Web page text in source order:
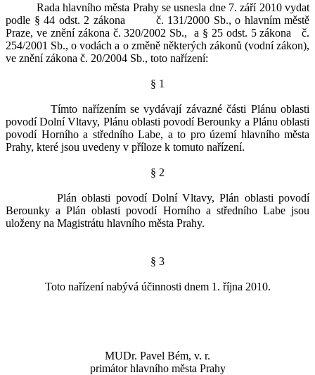
Rada hlavního města Prahy se usnesla dne 7. září 2010 vydat
podle § 44 odst. 2 zákona
č. 131/2000 Sb., o hlavním městě
Praze, ve znění zákona č. 320/2002 Sb.,
a § 25 odst. 5 zákona
č.
254/2001 Sb., o vodách a o změně některých zákonů (vodní zákon),
ve znění zákona č. 20/2004 Sb., toto nařízení:
§ 1
Tímto nařízením se vydávají závazné části Plánu oblasti
povodí Dolní Vltavy, Plánu oblasti povodí Berounky a Plánu oblasti
povodí Horního a středního Labe, a to pro území hlavního města
Prahy, které jsou uvedeny v příloze k tomuto nařízení.
§ 2
Plán oblasti povodí Dolní Vltavy, Plán oblasti povodí
Berounky a Plán oblasti povodí Horního a středního Labe jsou
uloženy na Magistrátu hlavního města Prahy.
§ 3
Toto nařízení nabývá účinnosti dnem 1. října 2010.
MUDr. Pavel Bém, v. r.
primátor hlavního města Prahy